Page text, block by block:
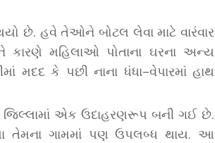
છે. હવે તેઓને બોટલ લેવા માટે વારંવાર
મહિલાઓ પોતાના ઘરના અન્ય
કે પછી નાના ધંધા–વેપારમાં હાથ
એક ઉદાહરણરૂપ બની ગઈ છે.
તેમના ગામમાં પણ ઉપલબ્ધ થાય. આ